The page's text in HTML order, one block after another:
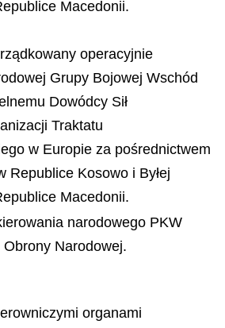
Macedonii.
operacyjnie
Grupy Bojowej Wschód
Dowódcy Sił
Traktatu
w Europie za pośrednictwem
Republice Kosowo i Byłej
Macedonii.
narodowego PKW
Narodowej.
organami